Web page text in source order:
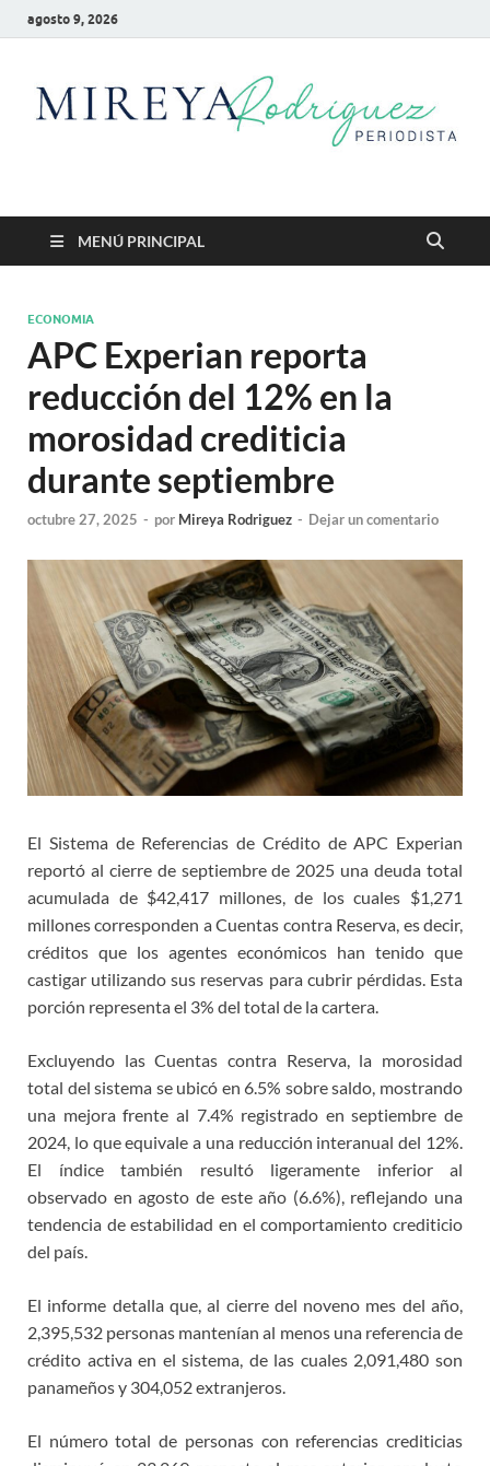
agosto 9, 2026
Mireya Rodriguez
MENÚ PRINCIPAL
ECONOMIA
APC Experian reporta
reducción del 12% en la
morosidad crediticia
durante septiembre
octubre 27, 2025 - por Mireya Rodriguez - Dejar un comentario
El Sistema de Referencias de Crédito de APC Experian
reportó al cierre de septiembre de 2025 una deuda total
acumulada de $42,417 millones, de los cuales $1,271
millones corresponden a Cuentas contra Reserva, es decir,
créditos que los agentes económicos han tenido que
castigar utilizando sus reservas para cubrir pérdidas. Esta
porción representa el 3% del total de la cartera.
Excluyendo las Cuentas contra Reserva, la morosidad
total del sistema se ubicó en 6.5% sobre saldo, mostrando
una mejora frente al 7.4% registrado en septiembre de
2024, lo que equivale a una reducción interanual del 12%.
El índice también resultó ligeramente inferior al
observado en agosto de este año (6.6%), reflejando una
tendencia de estabilidad en el comportamiento crediticio
del país.
El informe detalla que, al cierre del noveno mes del año,
2,395,532 personas mantenían al menos una referencia de
crédito activa en el sistema, de las cuales 2,091,480 son
panameños y 304,052 extranjeros.
El número total de personas con referencias crediticias